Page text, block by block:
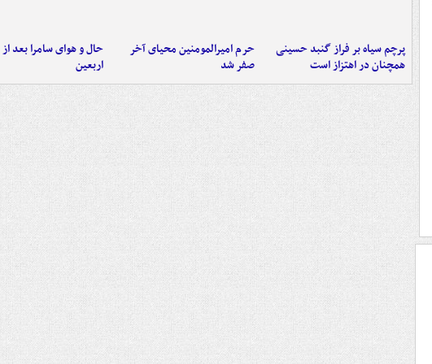
پرچم سیاه بر فراز گنبد حسینی
همچنان در اهتزاز است
حرم امیرالمومنین محیای آخر
صفر شد
حال و هوای سامرا بعد از
اربعین